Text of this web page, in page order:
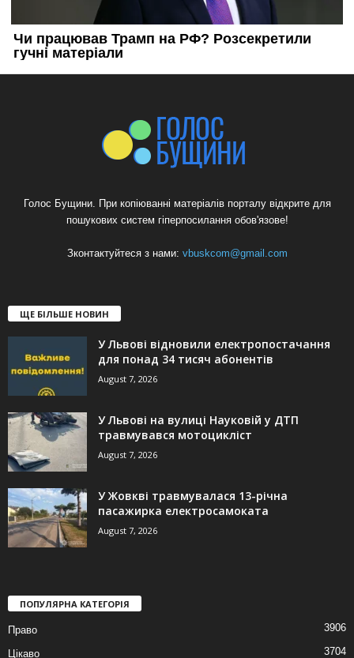
Голос Бущини. При копіюванні матеріалів порталу відкрите для
пошукових систем гіперпосилання обов'язове!
Зконтактуйтеся з нами: vbuskcom@gmail.com
ЩЕ БІЛЬШЕ НОВИН
У Львові відновили електропостачання
для понад 34 тисяч абонентів
August 7, 2026
У Львові на вулиці Науковій у ДТП
травмувався мотоцикліст
August 7, 2026
У Жовкві травмувалася 13-річна
пасажирка електросамоката
August 7, 2026
ПОПУЛЯРНА КАТЕГОРІЯ
Право 3906
Цікаво 3704